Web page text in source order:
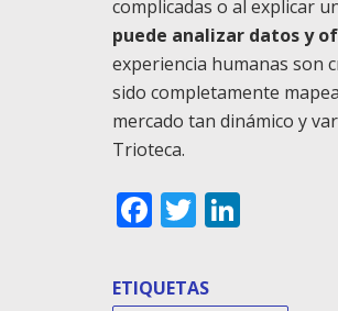
complicadas o al explicar
puede analizar datos y
experiencia humanas son
sido completamente
mercado tan dinámico y
Trioteca.
Facebook
Twitter
ETIQUETAS